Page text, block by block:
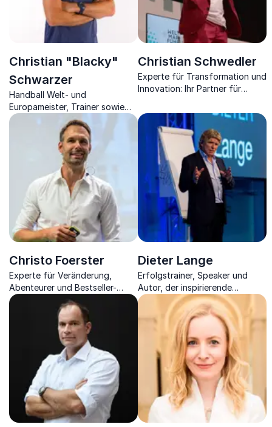
Christian "Blacky"
Schwarzer
Handball Welt- und
Europameister, Trainer sowie
Unternehmer über Motivation
und langfristigen Erfolg.
Christian Schwedler
Experte für Transformation und
Innovation: Ihr Partner für
Unternehmenserfolg in einer
vernetzten Welt.
Christo Foerster
Experte für Veränderung,
Abenteurer und Bestseller-
Autor über Potenzialentfaltung
durch Motivation.
Dieter Lange
Erfolgstrainer, Speaker und
Autor, der inspirierende
Vorträge zu
Persönlichkeitsentwicklung,
Leadership und Change
anbietet.